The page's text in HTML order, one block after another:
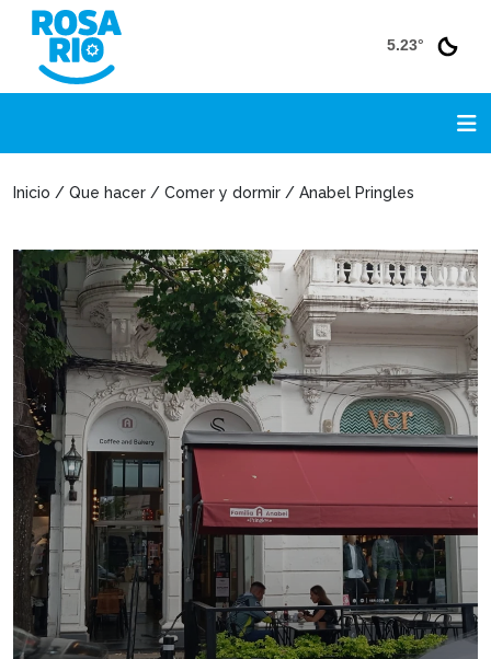
5.23°
Inicio / Que hacer / Comer y dormir / Anabel Pringles